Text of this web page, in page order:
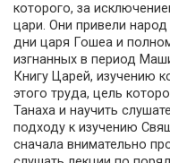
которого, за
цари. Они привели
дни царя Гошеа и
изгнанных в период
Книгу Царей, изучению
этого труда, цель
Танаха и научить
подходу к изучению
сначала внимательно